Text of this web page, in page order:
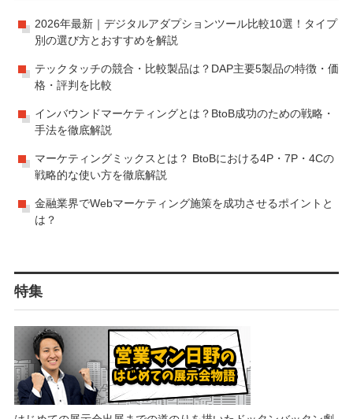
2026年最新｜デジタルアダプションツール比較10選！タイプ
別の選び方とおすすめを解説
テックタッチの競合・比較製品は？DAP主要5製品の特徴・価
格・評判を比較
インバウンドマーケティングとは？BtoB成功のための戦略・
手法を徹底解説
マーケティングミックスとは？ BtoBにおける4P・7P・4Cの
戦略的な使い方を徹底解説
金融業界でWebマーケティング施策を成功させるポイントと
は？
特集